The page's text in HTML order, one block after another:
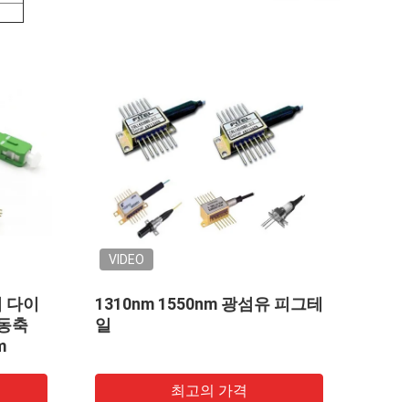
그테
VIDEO
기술의 유무에 관계없이 동축
1550nm 주황색 광섬유 변발
최고의 가격